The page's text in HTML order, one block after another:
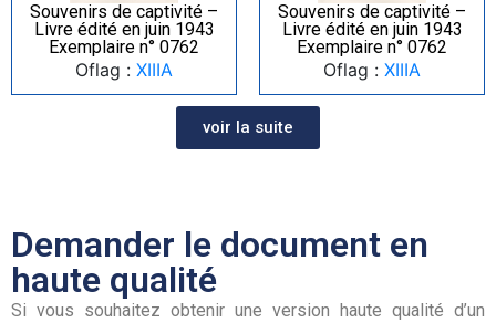
Souvenirs de captivité –
Livre édité en juin 1943
Exemplaire n° 0762
Oflag : XIIIA
Souvenirs de captivité –
Livre édité en juin 1943
Exemplaire n° 0762
Oflag : XIIIA
voir la suite
Demander le document en
haute qualité
Si vous souhaitez obtenir une version haute qualité d’un